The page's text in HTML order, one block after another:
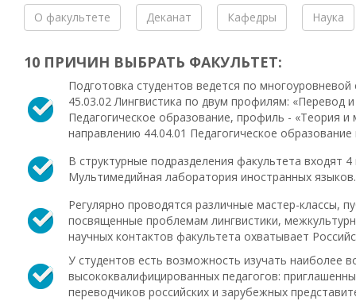
О факультете Деканат Кафедры Наука
10 ПРИЧИН ВЫБРАТЬ ФАКУЛЬТЕТ:
Подготовка студентов ведется по
45.03.02 Лингвистика по двум профилям: «Перевод
Педагогическое образование, профиль - «Теория
направлению 44.04.01 Педагогическое
В структурные подразделения факультета входят
Мультимедийная лаборатория иностранных языков.
Регулярно проводятся различные мастер-классы,
посвященные проблемам лингвистики,
научных контактов факультета охватывает
У студентов есть возможность изучать наиболее
высококвалифицированных педагогов:
переводчиков российских и зарубежных